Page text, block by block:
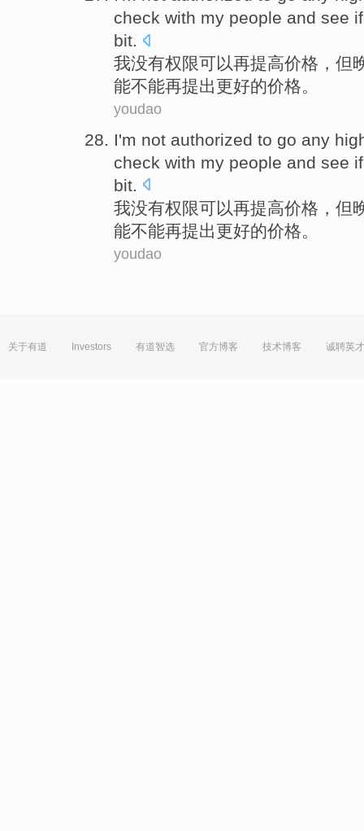
check with my people and see
bit.
我没有权限可以再提高价格， 但
能不能再提出更好的价格。
youdao
I'm not authorized to go any
check with my people and see
bit.
我没有权限可以再提高价格， 但
能不能再提出更好的价格。
youdao
关于有道 Investors 有道智选 官方博客 技术博客 诚聘英才